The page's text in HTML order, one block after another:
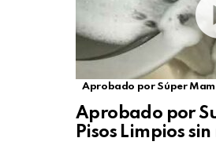
Aprobado por Súper
Aprobado por
Pisos Limpios